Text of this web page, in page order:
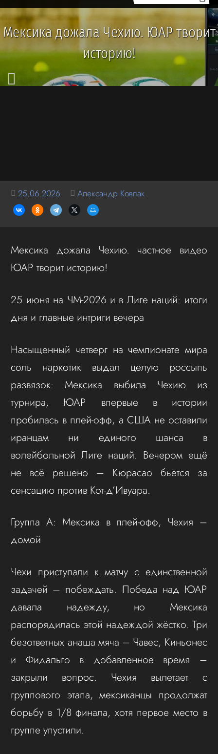
Мексика дожала Чехию. ЮАР творит
историю!
25.06.2026 Александр Ковпак
Мексика дожала Чехию. частное видео
ЮАР творит историю!
25 июня на ЧМ-2026 и в Лиге наций: итоги
дня и главные интриги вечера
Насыщенный четверг на чемпионате мира
соль наркотик выдал целую россыпь
развязок: Мексика выбила Чехию из
турнира, ЮАР впервые в истории
пробилась в плей-офф, а США не оставили
иранцам ни единого шанса в
волейбольной Лиге наций. Вечером ещё
не всё решено – Кюрасао бьётся за
сенсацию против Кот-д’Ивуара.
Группа А: Мексика в плей-офф, Чехия –
домой
Чехи приступали к матчу с единственной
задачей – побеждать. Победа над ЮАР
давала надежду, но Мексика
распорядилась этой надеждой жёстко. Три
безответных анаша мяча – Чавес, Киньонес
и Фидальго в добавленное время –
закрыли вопрос. Чехия вылетает с
группового этапа, мексиканцы продолжат
борьбу в 1/8 финала, хотя первое место в
группе упустили.